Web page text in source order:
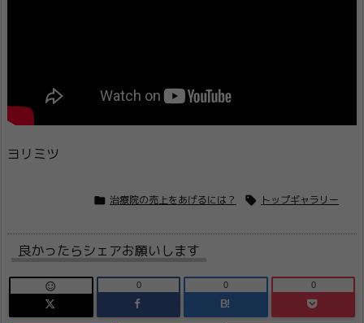
ヨリミツ
 治療院の売上をあげるには？  トップギャラリー
良かったらシェアお願いします
 0
B!
0 0